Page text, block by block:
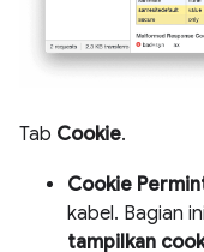
Tab Cookie.
Cookie
kabel. Bagian
tampilkan